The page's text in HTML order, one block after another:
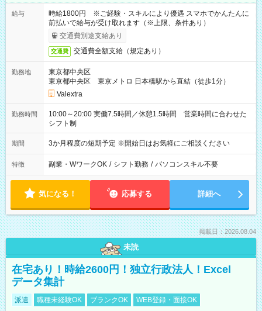
給与
時給1800円 ※ご経験・スキルにより優遇 スマホでかんたんに
前払いで給与が受け取れます（※上限、条件あり）
交通費別途支給あり
交通費 交通費全額支給（規定あり）
勤務地
東京都中央区
東京都中央区 東京メトロ 日本橋駅から直結（徒歩1分）
Valextra
勤務時間
10:00～20:00 実働7.5時間／休憩1.5時間 営業時間に合わせた
シフト制
期間 3か月程度の短期予定 ※開始日はお気軽にご相談ください
特徴 副業・WワークOK / シフト勤務 / パソコンスキル不要
気になる！ 応募する 詳細へ
掲載日：2026.08.04
未読
在宅あり！時給2600円！独立行政法人！Excel
データ集計
派遣 職種未経験OK ブランクOK WEB登録・面接OK